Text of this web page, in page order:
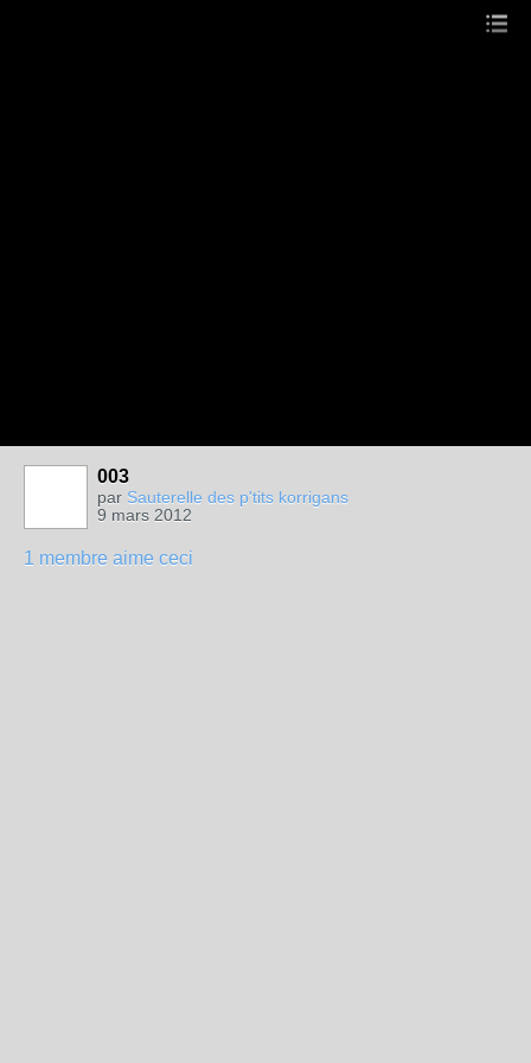
003
par Sauterelle des p'tits korrigans
9 mars 2012
1 membre aime ceci